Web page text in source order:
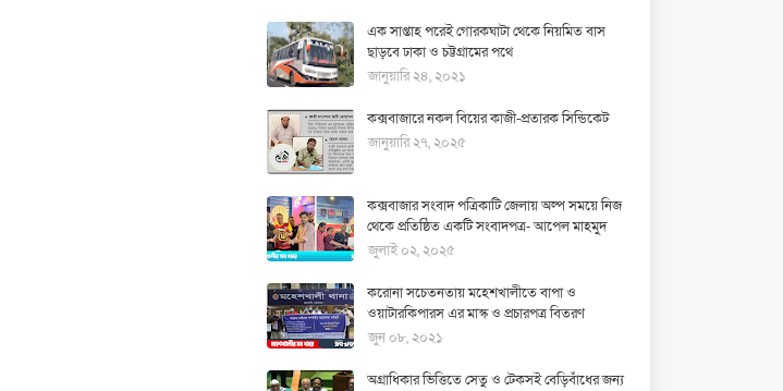
এক সাপ্তাহ পরেই গোরকঘাটা থেকে নিয়মিত বাস
ছাড়বে ঢাকা ও চট্টগ্রামের পথে
জানুয়ারি ২৪, ২০২১
কক্সবাজারে নকল বিয়ের কাজী-প্রতারক সিন্ডিকেট
জানুয়ারি ২৭, ২০২৫
কক্সবাজার সংবাদ পত্রিকাটি জেলায় অল্প সময়ে নিজ
থেকে প্রতিষ্ঠিত একটি সংবাদপত্র- আপেল মাহমুদ
জুলাই ০২, ২০২৫
করোনা সচেতনতায় মহেশখালীতে বাপা ও
ওয়াটারকিপারস এর মাস্ক ও প্রচারপত্র বিতরণ
জুন ০৮, ২০২১
অগ্রাধিকার ভিত্তিতে সেতু ও টেকসই বেড়িবাঁধের জন্য